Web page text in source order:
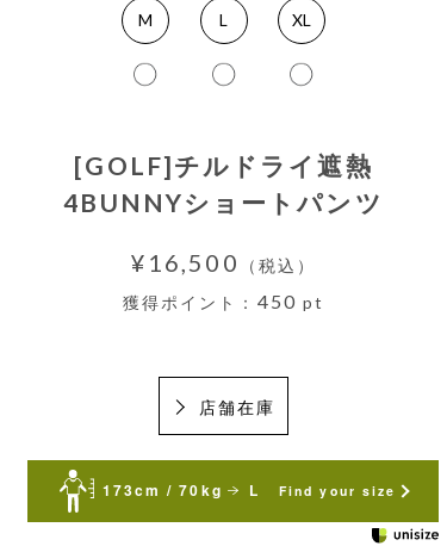
M L XL
[GOLF]チルドライ遮熱
4BUNNYショートパンツ
¥16,500
（税込）
獲得ポイント： 450 pt
店舗在庫
173cm / 70kg L Find your size